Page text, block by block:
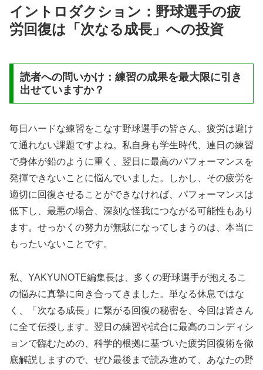
イントロダクション：野球選手の疲
労回復は「次なる成長」への投資
読者への問いかけ：練習の成果を最大限に引き
出せていますか？
毎日ハードな練習をこなす野球選手の皆さん、疲労は避け
て通れない課題ですよね。私自身も学生時代、連日の練習
で身体が鉛のように重く、翌日に最高のパフォーマンスを
発揮できないことに悩んでいました。しかし、その疲労を
適切に回復させることができなければ、パフォーマンスは
低下し、最悪の場合、深刻な怪我につながる可能性もあり
ます。せっかくの努力が無駄になってしまうのは、本当に
もったいないことです。
私、YAKYUNOTE編集長は、多くの野球選手が抱えるこ
の悩みに真摯に向き合ってきました。単なる休息ではな
く、「次なる成長」に繋がる回復の秘密を、今回は皆さん
に全て伝授します。翌日の練習や試合に最高のコンディシ
ョンで臨むための、科学的根拠に基づいた疲労回復術を徹
底解説しますので、ぜひ最後まで読み進めて、あなたの野